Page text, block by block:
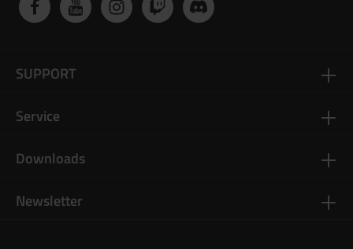
Newsletter
SUPPORT
Service
Downloads